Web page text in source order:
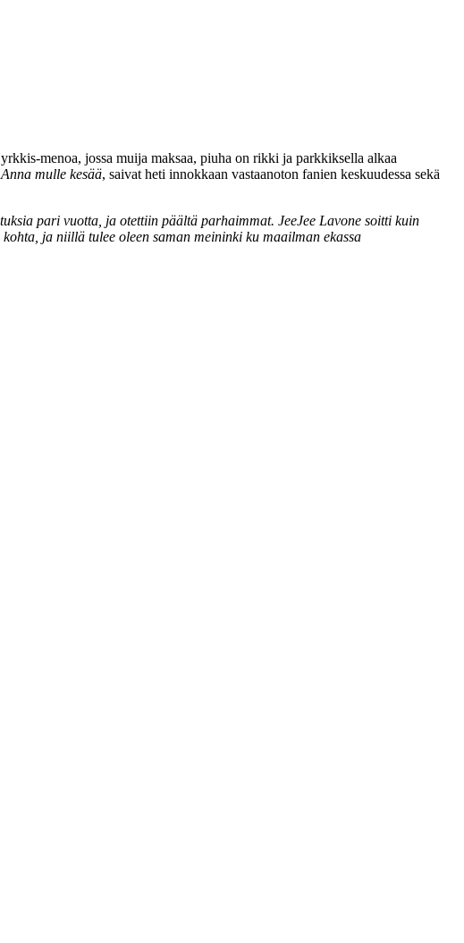
menoa, jossa muija maksaa, piuha on rikki ja parkkiksella alkaa
Anna mulle kesää, saivat heti innokkaan vastaanoton fanien keskuudessa sekä
pari vuotta, ja otettiin päältä parhaimmat. JeeJee Lavone soitti kuin
ja niillä tulee oleen saman meininki ku maailman ekassa